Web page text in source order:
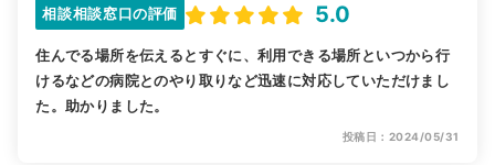
相談相談窓口の評価 5.0
住んでる場所を伝えるとすぐに、利用できる場所といつから行
けるなどの病院とのやり取りなど迅速に対応していただけまし
た。助かりました。
投稿日：2024/05/31